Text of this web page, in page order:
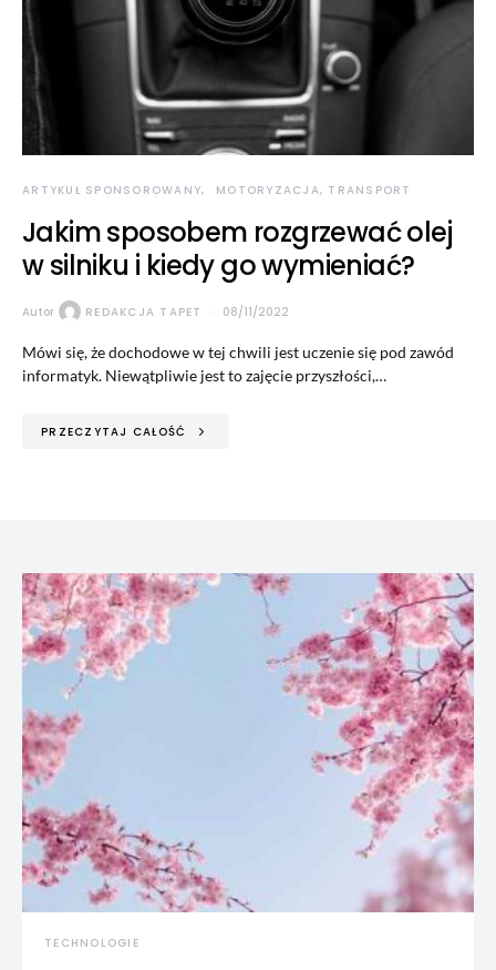
ARTYKUŁ SPONSOROWANY MOTORYZACJA, TRANSPORT
Jakim sposobem rozgrzewać olej
w silniku i kiedy go wymieniać?
Autor REDAKCJA TAPET 08/11/2022
Mówi się, że dochodowe w tej chwili jest uczenie się pod zawód
informatyk. Niewątpliwie jest to zajęcie przyszłości,…
PRZECZYTAJ CAŁOŚĆ
TECHNOLOGIE